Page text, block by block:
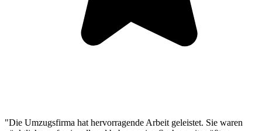
"Die Umzugsfirma hat hervorragende Arbeit geleistet. Sie waren